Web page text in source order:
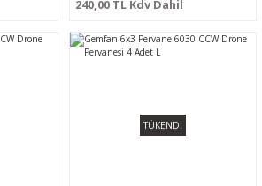
240,00 TL Kdv Dahil
TÜKENDİ